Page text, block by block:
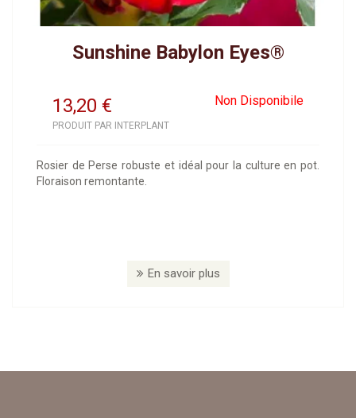
Sunshine Babylon Eyes®
13,20 Non Disponibile
€
PRODUIT PAR INTERPLANT
Rosier de Perse robuste et idéal pour la culture en pot.
Floraison remontante.
En savoir plus